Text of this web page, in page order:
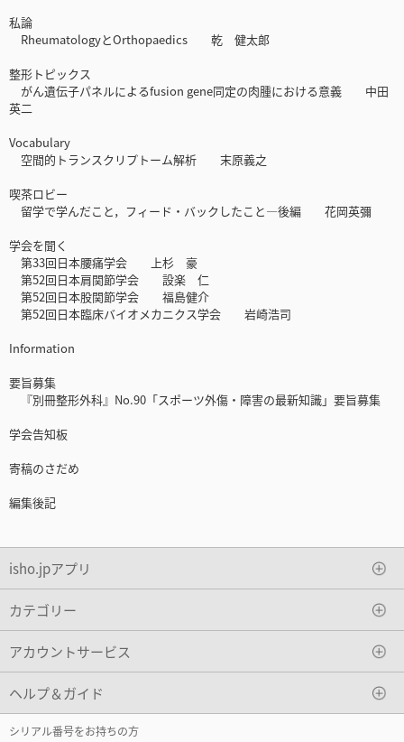
私論
RheumatologyとOrthopaedics 乾 健太郎
整形トピックス
がん遺伝子パネルによるfusion gene同定の肉腫における意義 中田
英二
Vocabulary
空間的トランスクリプトーム解析 末原義之
喫茶ロビー
留学で学んだこと，フィード・バックしたこと―後編 花岡英彌
学会を聞く
第33回日本腰痛学会 上杉 豪
第52回日本肩関節学会 設楽 仁
第52回日本股関節学会 福島健介
第52回日本臨床バイオメカニクス学会 岩崎浩司
Information
要旨募集
『別冊整形外科』No.90「スポーツ外傷・障害の最新知識」要旨募集
学会告知板
寄稿のさだめ
編集後記
isho.jpアプリ
カテゴリー
アカウントサービス
ヘルプ＆ガイド
シリアル番号をお持ちの方